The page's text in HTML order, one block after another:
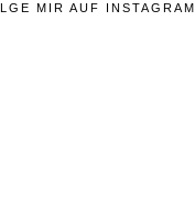
MIR AUF INSTAGRAM